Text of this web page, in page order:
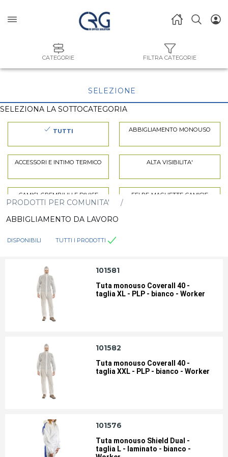
CATEGORIE FILTRA CATEGORIE
SELEZIONE
SELEZIONA LA SOTTOCATEGORIA
TUTTI ABBIGLIAMENTO MONOUSO
ACCESSORI E INTIMO TERMICO ALTA VISIBILITA'
CAMICI. GREMBIULI E DIVISE FELPE-MAGLIETTE-CAMICIE
PRODOTTI PER COMUNITA'
ABBIGLIAMENTO DA LAVORO
DISPONIBILI TUTTI I PRODOTTI
101581
Tuta monouso Coverall 40 -
taglia XL - PLP - bianco - Worker
101582
Tuta monouso Coverall 40 -
taglia XXL - PLP - bianco - Worker
101576
Tuta monouso Shield Dual -
taglia L - laminato - bianco -